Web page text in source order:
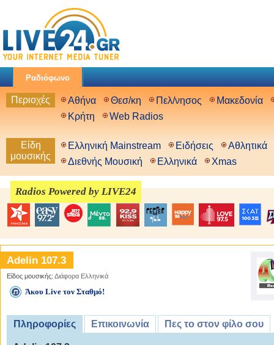
Ραδιόφωνο
Περιοχές Αθήνα Θεσ/κη Πελ/νησος
Μακεδονία
Κρήτη
Web Radios
Είδη
μουσικής
Ελληνική Mainstream Ειδήσεις
Αθλητικά
Διεθνής Μουσική
Ελληνικά Xmas
Radios Powered by LIVE24
Adelin 107.3
Είδος μουσικής: Διάφορα Ελληνικά
Άκου Live τον Σταθμό!
Πληροφορίες Επικοινωνία Πες το στον φίλο σου